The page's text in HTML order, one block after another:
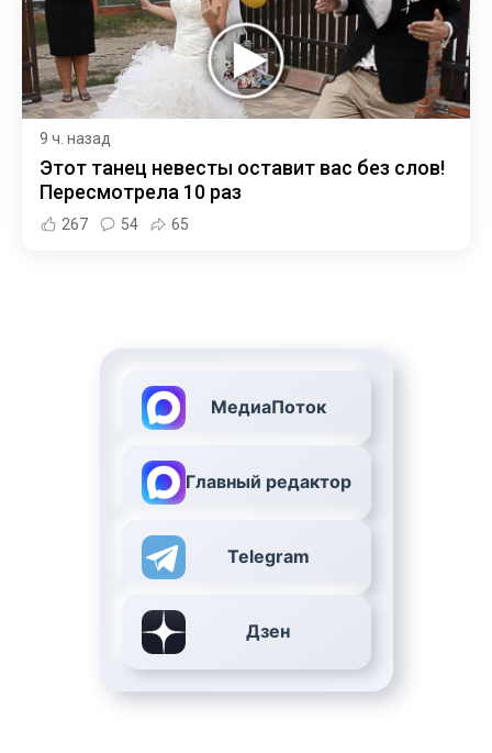
9 ч. назад
Этот танец невесты оставит вас без слов!
Пересмотрела 10 раз
267 54 65
МедиаПоток
Главный редактор
Telegram
Дзен